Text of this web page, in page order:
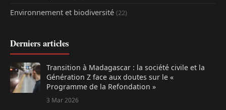
Environnement et biodiversité (22)
Derniers articles
Transition à Madagascar : la société civile et la
Génération Z face aux doutes sur le «
Programme de la Refondation »
3 Mar 2026